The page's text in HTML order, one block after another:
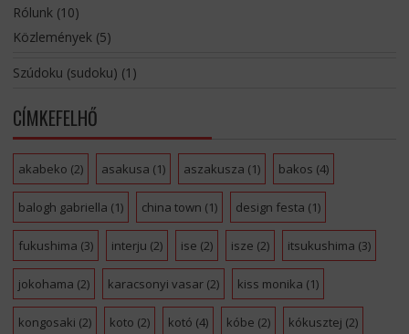
Rólunk(10)
Közlemények(5)
Szúdoku (sudoku) (1)
CÍMKEFELHŐ
akabeko (2) asakusa (1) aszakusza (1) bakos (4)
balogh gabriella (1) china town (1) design festa (1)
fukushima (3) interju (2) ise (2) isze (2) itsukushima (3)
jokohama (2) karacsonyi vasar(2) kiss monika (1)
kongosaki (2) koto (2) kotó (4) kóbe (2) kókusztej (2)